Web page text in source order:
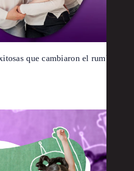
que cambiaron el rumbo